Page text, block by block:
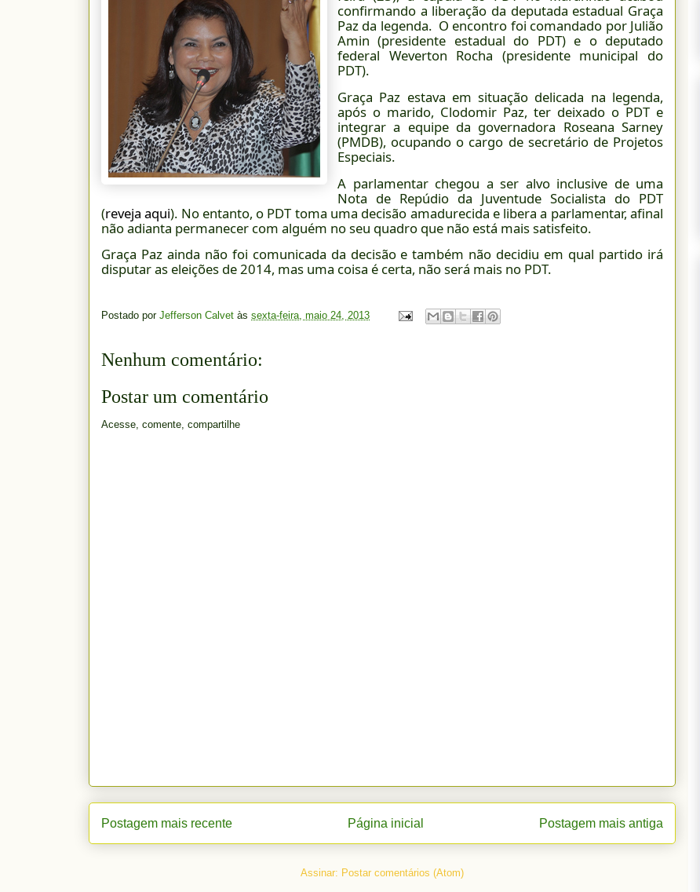
confirmando a liberação da deputada estadual Graça
Paz da legenda. O encontro foi comandado por Julião
Amin (presidente estadual do PDT) e o deputado
federal Weverton Rocha (presidente municipal do
PDT).
Graça Paz estava em situação delicada na legenda,
após o marido, Clodomir Paz, ter deixado o PDT e
integrar a equipe da governadora Roseana Sarney
(PMDB), ocupando o cargo de secretário de Projetos
Especiais.
A parlamentar chegou a ser alvo inclusive de uma
Nota de Repúdio da Juventude Socialista do PDT
(reveja aqui). No entanto, o PDT toma uma decisão amadurecida e libera a parlamentar, afinal
não adianta permanecer com alguém no seu quadro que não está mais satisfeito.
Graça Paz ainda não foi comunicada da decisão e também não decidiu em qual partido irá
disputar as eleições de 2014, mas uma coisa é certa, não será mais no PDT.
Postado por Jefferson Calvet às sexta-feira, maio 24, 2013
Nenhum comentário:
Postar um comentário
Acesse, comente, compartilhe
Postagem mais recente Postagem mais antiga
Página inicial
Assinar: Postar comentários (Atom)